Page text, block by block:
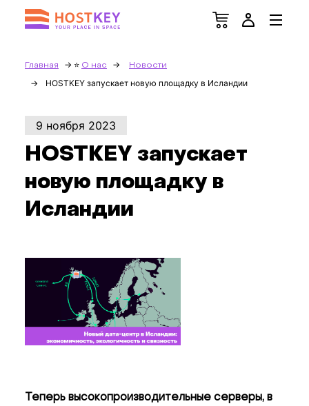
Главная О нас Новости
HOSTKEY запускает новую площадку в Исландии
9 ноября 2023
HOSTKEY запускает
новую площадку в
Исландии
Теперь высокопроизводительные серверы, в